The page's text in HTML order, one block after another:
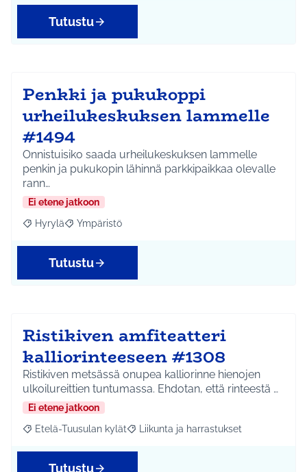
Tutustu
Penkki ja pukukoppi
urheilukeskuksen lammelle
#1494
Onnistuisiko saada urheilukeskuksen lammelle
penkin ja pukukopin lähinnä parkkipaikkaa olevalle
rann…
Ei etene jatkoon
Rajaa tulokset aihepiirin mukaan: Hyrylä
Hyrylä Rajaa tulokset teeman mukaan: Ympäristö
Ympäristö
Tutustu
Ristikiven amfiteatteri
kalliorinteeseen #1308
Ristikiven metsässä onupea kalliorinne hienojen
ulkoilureittien tuntumassa. Ehdotan, että rinteestä …
Ei etene jatkoon
Rajaa tulokset aihepiirin mukaan: Etelä-Tuusulan kylät
Etelä-Tuusulan kylät Rajaa tulokset teeman mukaan:
Liikunta ja harrastukset
Tutustu